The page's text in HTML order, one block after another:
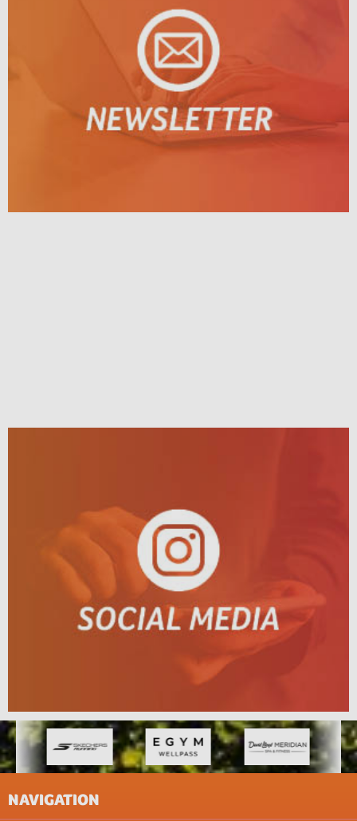
NAVIGATION